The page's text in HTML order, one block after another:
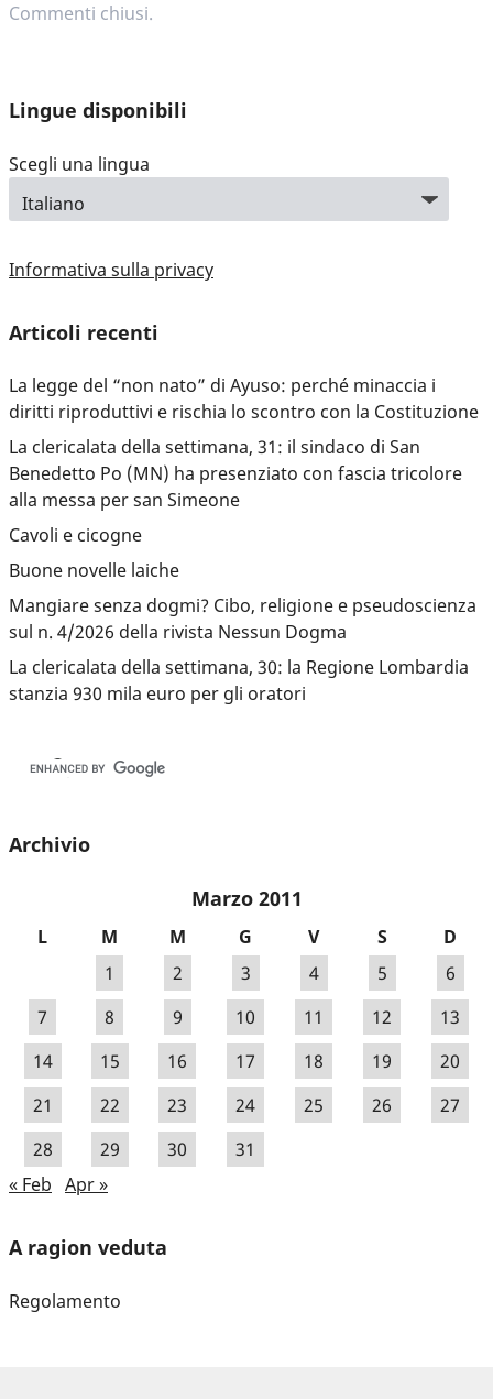
Commenti chiusi.
Lingue disponibili
Scegli una lingua
Informativa sulla privacy
Articoli recenti
La legge del “non nato” di Ayuso: perché minaccia i
diritti riproduttivi e rischia lo scontro con la Costituzione
La clericalata della settimana, 31: il sindaco di San
Benedetto Po (MN) ha presenziato con fascia tricolore
alla messa per san Simeone
Cavoli e cicogne
Buone novelle laiche
Mangiare senza dogmi? Cibo, religione e pseudoscienza
sul n. 4/2026 della rivista Nessun Dogma
La clericalata della settimana, 30: la Regione Lombardia
stanzia 930 mila euro per gli oratori
Archivio
Marzo 2011
L M M G V S
D
1
2 3 4 5
6
7
8 9 10 11 12
13
14
15 16 17 18 19
20
21
22 23 24 25 26
27
28
29 30
31
« Feb Apr »
A ragion veduta
Regolamento